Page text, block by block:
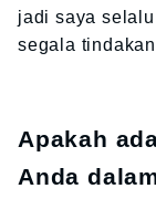
jadi saya
segala
Apakah
Anda